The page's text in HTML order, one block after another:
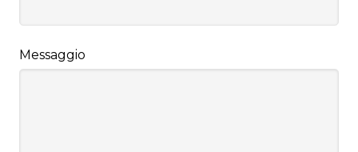
Messaggio